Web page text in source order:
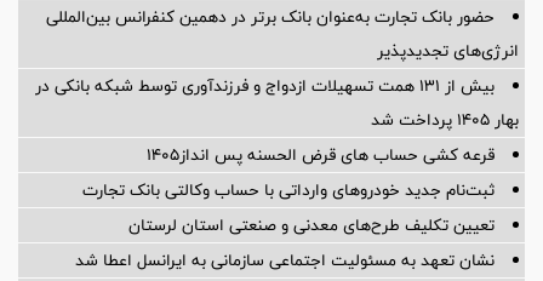
حضور بانک تجارت به‌عنوان بانک برتر در دهمین کنفرانس بین‌المللی
انرژی‌های تجدیدپذیر
بیش از 131 همت تسهیلات ازدواج و فرزندآوری توسط شبکه بانکی در
بهار 1405 پرداخت شد
قرعه کشی حساب های قرض الحسنه پس انداز1405
ثبت‌نام جدید خودروهای وارداتی با حساب وکالتی بانک تجارت
تعیین تکلیف طرح‌های معدنی و صنعتی استان لرستان
نشان تعهد به مسئولیت اجتماعی سازمانی به ایرانسل اعطا شد